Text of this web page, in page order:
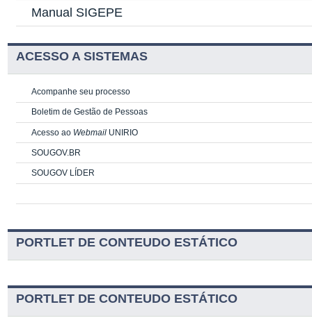
Manual SIGEPE
ACESSO A SISTEMAS
Acompanhe seu processo
Boletim de Gestão de Pessoas
Acesso ao Webmail UNIRIO
SOUGOV.BR
SOUGOV LÍDER
PORTLET DE CONTEUDO ESTÁTICO
PORTLET DE CONTEUDO ESTÁTICO